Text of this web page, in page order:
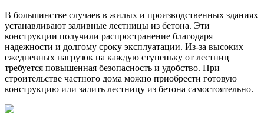
В большинстве случаев в жилых и производственных зданиях
устанавливают заливные лестницы из бетона. Эти
конструкции получили распространение благодаря
надежности и долгому сроку эксплуатации. Из-за высоких
ежедневных нагрузок на каждую ступеньку от лестниц
требуется повышенная безопасность и удобство. При
строительстве частного дома можно приобрести готовую
конструкцию или залить лестницу из бетона самостоятельно.